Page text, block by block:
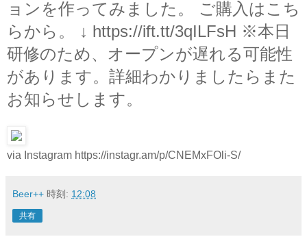
ョンを作ってみました。 ご購入はこち
らから。 ↓ https://ift.tt/3qILFsH ※本日
研修のため、オープンが遅れる可能性
があります。詳細わかりましたらまた
お知らせします。
via Instagram https://instagr.am/p/CNEMxFOli-S/
Beer++ 時刻: 12:08
共有